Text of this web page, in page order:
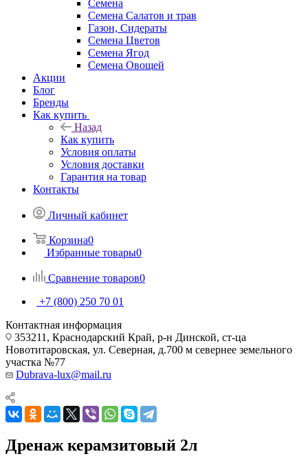
Семена
Семена Салатов и трав
Газон, Сидераты
Семена Цветов
Семена Ягод
Семена Овощей
Акции
Блог
Бренды
Как купить
Назад
Как купить
Условия оплаты
Условия доставки
Гарантия на товар
Контакты
Личный кабинет
Корзина0
Избранные товары0
Сравнение товаров0
+7 (800) 250 70 01
Контактная информация
353211, Краснодарский Край, р-н Динской, ст-ца
Новотитаровская, ул. Северная, д.700 м севернее земельного
участка №77
Dubrava-lux@mail.ru
Дренаж керамзитовый 2л